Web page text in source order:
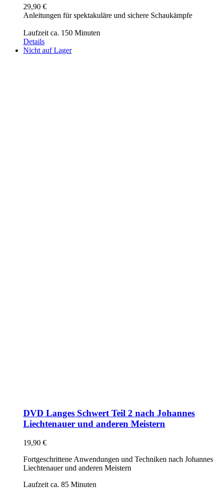
29,90 €
Anleitungen für spektakuläre und sichere Schaukämpfe
Laufzeit ca. 150 Minuten
Details
Nicht auf Lager
DVD Langes Schwert Teil 2 nach Johannes
Liechtenauer und anderen Meistern
19,90 €
Fortgeschrittene Anwendungen und Techniken nach Johannes
Liechtenauer und anderen Meistern
Laufzeit ca. 85 Minuten